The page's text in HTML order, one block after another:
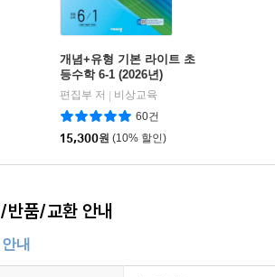
개념+유형 기본 라이트 초
등수학 6-1 (2026년)
편집부 저
비상교육
60건
15,300원 (10% 할인)
반품/교환 안내
내